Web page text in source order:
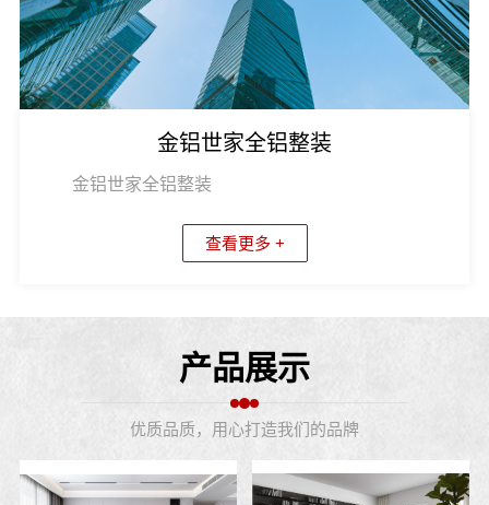
金铝世家全铝整装
金铝世家全铝整装
查看更多 +
产品展示
优质品质，用心打造我们的品牌